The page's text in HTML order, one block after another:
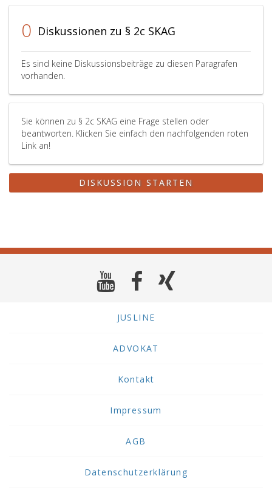
0 Diskussionen zu § 2c SKAG
Es sind keine Diskussionsbeiträge zu diesen Paragrafen
vorhanden.
Sie können zu § 2c SKAG eine Frage stellen oder
beantworten. Klicken Sie einfach den nachfolgenden roten
Link an!
DISKUSSION STARTEN
JUSLINE
ADVOKAT
Kontakt
Impressum
AGB
Datenschutzerklärung